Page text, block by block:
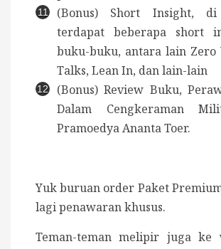
(Bonus) Short Insight, di
terdapat beberapa short
buku-buku, antara lain Zero
Talks, Lean In, dan lain-lain
(Bonus) Review Buku,
Dalam Cengkeraman
Pramoedya Ananta Toer.
Yuk buruan order Paket
lagi penawaran khusus.
Teman-teman melipir juga ke